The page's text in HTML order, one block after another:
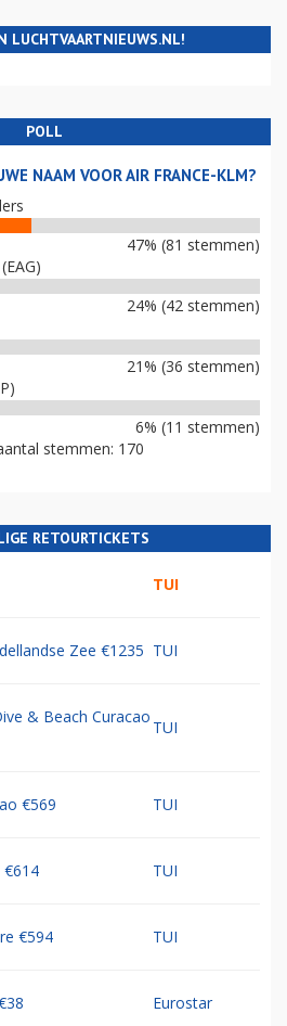
LUCHTVAARTNIEUWS.NL!
POLL
NAAM VOOR AIR FRANCE-KLM?
47% (81 stemmen)
24% (42 stemmen)
21% (36 stemmen)
6% (11 stemmen)
stemmen: 170
RETOURTICKETS
TUI
Zee €1235 TUI
& Beach Curacao
TUI
€569 TUI
€614 TUI
€594 TUI
Eurostar